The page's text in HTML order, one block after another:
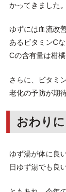
かってきました。
ゆずには血流改
あるビタミンC
Cの含有量は柑
さらに、ビタミ
老化の予防が期
おわりに
ゆず湯が体に良
日ゆず湯でも良